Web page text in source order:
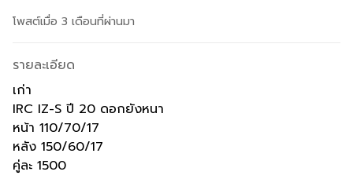
โพสต์เมื่อ 3 เดือนที่ผ่านมา
รายละเอียด
เก่า
IRC IZ-S ปี 20 ดอกยังหนา
หน้า 110/70/17
หลัง 150/60/17
คู่ละ 1500